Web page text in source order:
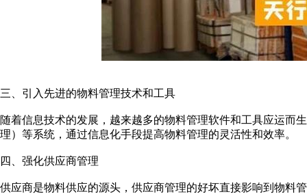
三、引入先进的物料管理技术和工具
随着信息技术的发展，越来越多的物料管理软件和工具应运而
理）等系统，通过信息化手段提高物料管理的灵活性和效率。
四、强化供应商管理
供应商是物料供应的源头，供应商管理的好坏直接影响到物料